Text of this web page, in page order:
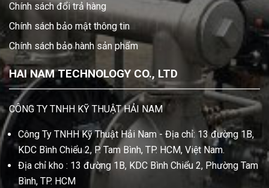
Chính sách đổi trả hàng
Chính sách bảo mật thông tin
Chính sách bảo hành sản phẩm
HAI NAM TECHNOLOGY CO., LTD
CÔNG TY TNHH KỸ THUẬT HẢI NAM
Công Ty TNHH Kỹ Thuật Hải Nam - Địa chỉ: 13 đường 1B,
KDC Bình Chiểu 2, P. Tam Bình, TP. HCM, Việt Nam.
Địa chỉ kho : 13 đường 1B, KDC Bình Chiểu 2, Phường Tam
Bình, TP. HCM